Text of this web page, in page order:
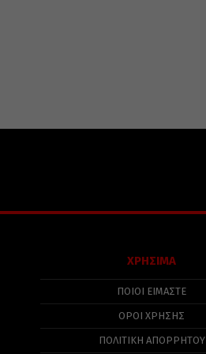
ΧΡΗΣΙΜΑ
ΠΟΙΟΙ ΕΙΜΑΣΤΕ
ΟΡΟΙ ΧΡΗΣΗΣ
ΠΟΛΙΤΙΚΉ ΑΠΟΡΡΉΤΟΥ